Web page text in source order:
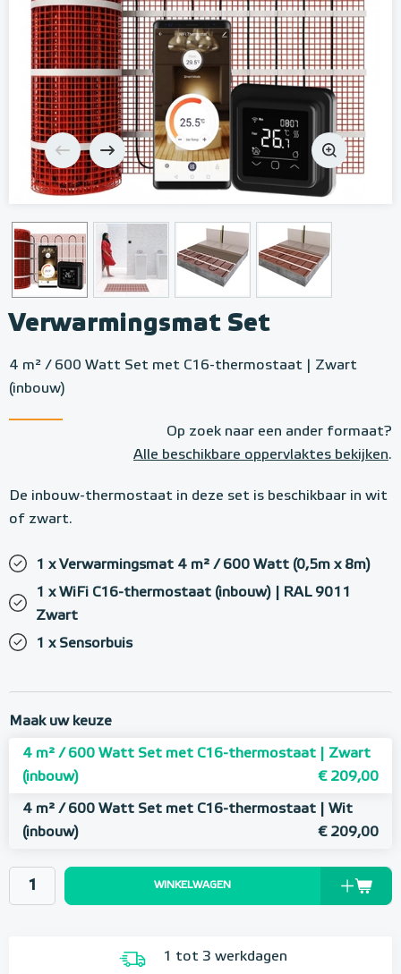
Verwarmingsmat Set
4 m² / 600 Watt Set met C16-thermostaat | Zwart
(inbouw)
Op zoek naar een ander formaat?
Alle beschikbare oppervlaktes bekijken.
De inbouw-thermostaat in deze set is beschikbaar in wit
of zwart.
1 x Verwarmingsmat 4 m² / 600 Watt (0,5m x 8m)
1 x WiFi C16-thermostaat (inbouw) | RAL 9011
Zwart
1 x Sensorbuis
Maak uw keuze
4 m² / 600 Watt Set met C16-thermostaat | Zwart
(inbouw)
€ 209,00
4 m² / 600 Watt Set met C16-thermostaat | Wit
(inbouw)
€ 209,00
WINKELWAGEN
1 tot 3 werkdagen